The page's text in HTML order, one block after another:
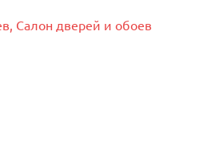
Салон дверей и обоев